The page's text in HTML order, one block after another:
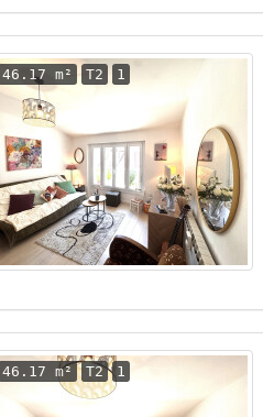
46.17 m² T2 1
46.17 m² T2 1